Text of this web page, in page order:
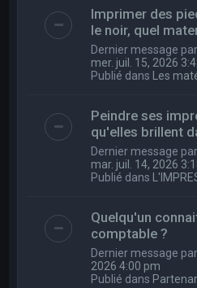
Imprimer des
le noir, quel
Dernier message par
mer. juil. 15, 2026
Publié dans Les
Peindre ses
qu'elles brillent
Dernier message par
mar. juil. 14, 2026
Publié dans
Quelqu'un
comptable ?
Dernier message par
2026 4:00 pm
Publié dans